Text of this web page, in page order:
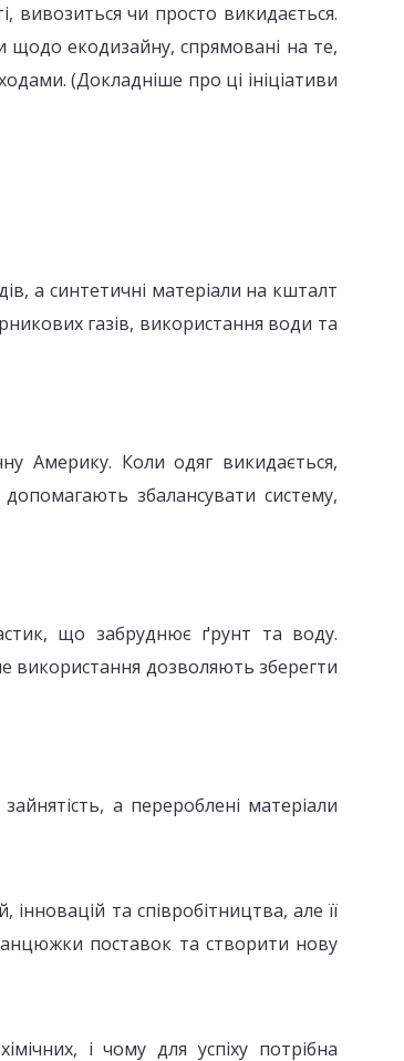
вивозиться чи просто викидається.
щодо екодизайну, спрямовані на те,
(Докладніше про ці ініціативи
а синтетичні матеріали на кшталт
газів, використання води та
Америку. Коли одяг викидається,
збалансувати систему,
що забруднює ґрунт та воду.
використання дозволяють зберегти
а перероблені матеріали
та співробітництва, але її
поставок та створити нову
і чому для успіху потрібна